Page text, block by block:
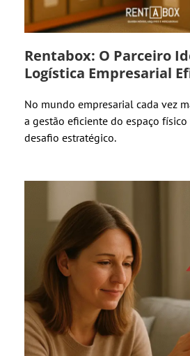
Rentabox: O Parceiro
Logística Empresarial
No mundo empresarial cada vez
a gestão eficiente do espaço
desafio estratégico.